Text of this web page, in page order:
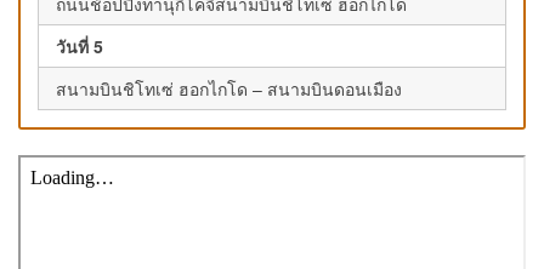
วันที่ 5
สนามบินชิโทเซ่ ฮอกไกโด – สนามบินดอนเมือง